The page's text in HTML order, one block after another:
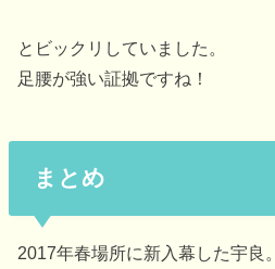
とビックリしていました。
足腰が強い証拠ですね！
まとめ
2017年春場所に新入幕した宇良。